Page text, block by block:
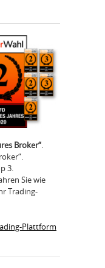
Broker“.
3.
Sie wie
Trading-
Plattform